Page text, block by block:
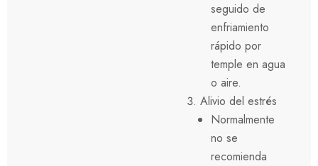
seguido de
enfriamiento
rápido por
temple en agua
o aire.
Alivio del estrés
Normalmente
no se
recomienda